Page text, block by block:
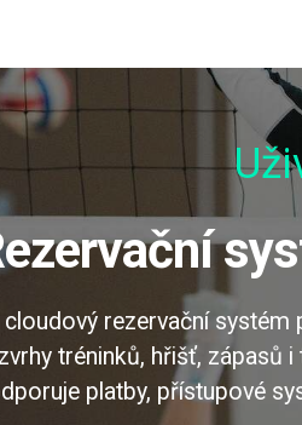
Rezervační
rezervační systém
tréninků, hřišť, zápasů
platby, přístupové